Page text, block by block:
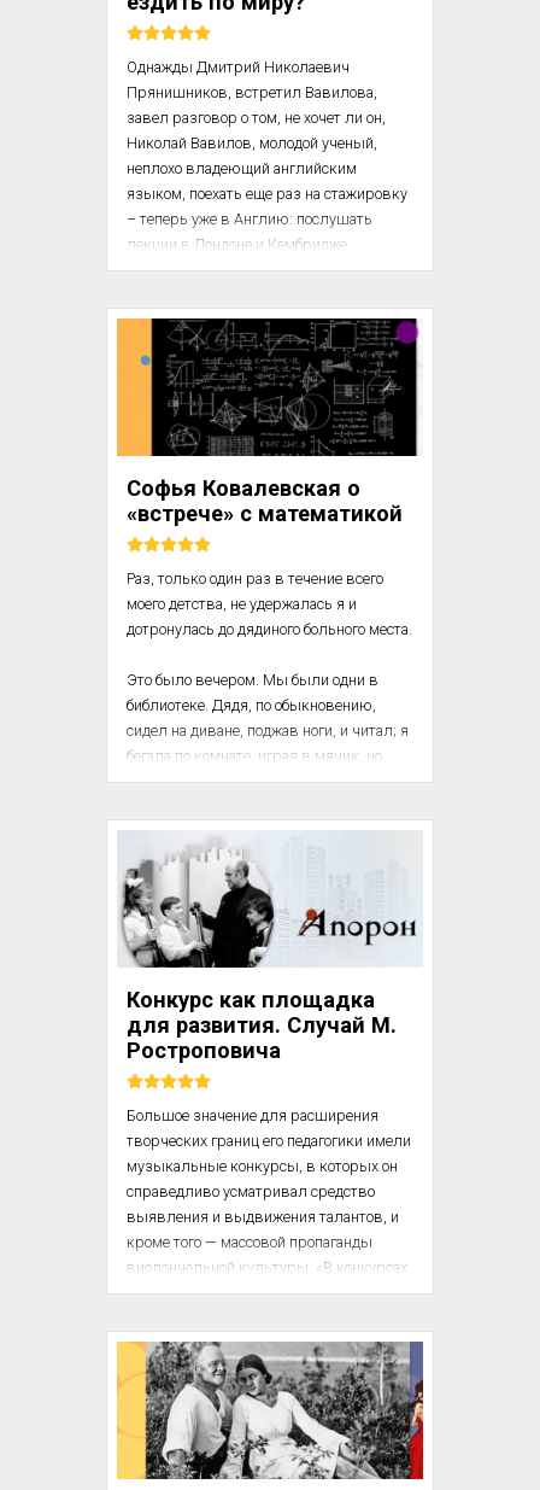
если у тебя не было ничего дельного, ты
мог не приходить к нему м...
Однажды Дмитрий Николаевич
Прянишников, встретил Вавилова,
завел разговор о том, не хочет ли он,
Николай Вавилов, молодой ученый,
неплохо владеющий английским
языком, поехать еще раз на стажировку
– теперь уже в Aнглию: послушать
лекции в Лондоне и Кембридже,
поработать в хорошо оснащенных
морфологии и систематике растений,
цитологии и генетике. Не будет ли он
против того, чтобы изучить по
первичным материалам путь открытий
Чарлза Дарвина, почитать его записки и
письма, побывать затем в научных
у Вильморенов, в Германии – в Иене,...
Софья Ковалевская о
«встрече» с математикой
Раз, только один раз в течение всего
моего детства, не удержалась я и
дотронулась до дядиного больного места.
Это было вечером. Мы были одни в
библиотеке. Дядя, по обыкновению,
сидел на диване, поджав ноги, и читал; я
бегала по комнате, играя в мячик, но,
наконец, устала, присела рядом с ним на
предалась своим обычным
размышлениям на его счет. Дядя
опустил вдруг книгу и, ласково погладив
меня по голове, спросил:
— О чем ты это задумалась, деточка?
...
Конкурс как площадка
для развития. Случай М.
Ростроповича
Большое значение для расширения
творческих границ его педагогики имели
музыкальные конкурсы, в которых он
справедливо усматривал средство
выявления и выдвижения талантов, и
кроме того — массовой пропаганды
виолончельной культуры. «В конкурсах,
— писал он, — я вижу вехи укрепления
возможность ценить и перенимать друг
у друга сильные стороны». В жюри
конкурсов он стал участвовать рано.
Всего лишь спустя пять лет после того,
как он сам с трепетом выступал в Праге
на Конкурсе имени Г. Вигана,